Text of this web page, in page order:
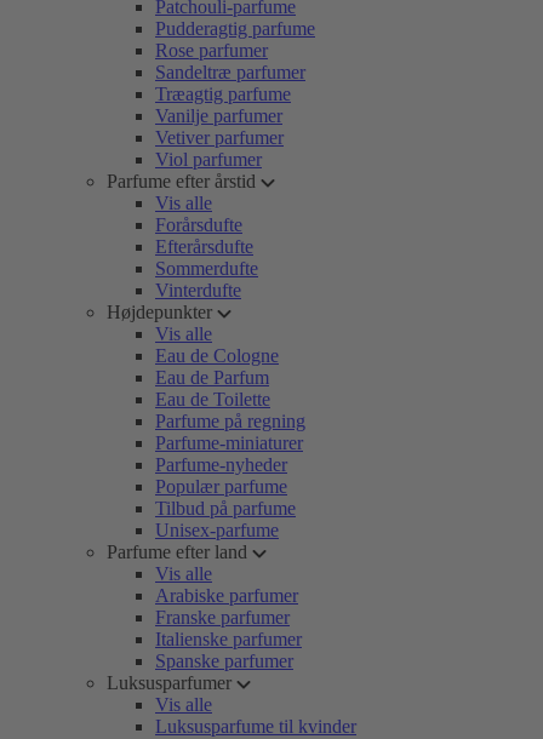
Patchouli-parfume
Pudderagtig parfume
Rose parfumer
Sandeltræ parfumer
Træagtig parfume
Vanilje parfumer
Vetiver parfumer
Viol parfumer
Parfume efter årstid
Vis alle
Forårsdufte
Efterårsdufte
Sommerdufte
Vinterdufte
Højdepunkter
Vis alle
Eau de Cologne
Eau de Parfum
Eau de Toilette
Parfume på regning
Parfume-miniaturer
Parfume-nyheder
Populær parfume
Tilbud på parfume
Unisex-parfume
Parfume efter land
Vis alle
Arabiske parfumer
Franske parfumer
Italienske parfumer
Spanske parfumer
Luksusparfumer
Vis alle
Luksusparfume til kvinder